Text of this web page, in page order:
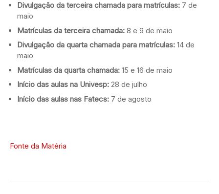
Divulgação da terceira chamada para matrículas: 7 de
maio
Matrículas da terceira chamada: 8 e 9 de maio
Divulgação da quarta chamada para matrículas: 14 de
maio
Matrículas da quarta chamada: 15 e 16 de maio
Início das aulas na Univesp: 28 de julho
Início das aulas nas Fatecs: 7 de agosto
Fonte da Matéria